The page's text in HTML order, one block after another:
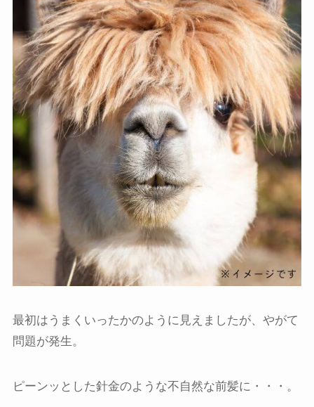
最初はうまくいったかのように見えましたが、やがて
問題が発生。
ピーンッとした針金のような不自然な前髪に・・・。